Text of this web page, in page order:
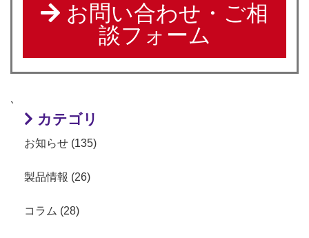
お問い合わせ・ご相
談フォーム
`
カテゴリ
お知らせ (135)
製品情報 (26)
コラム (28)